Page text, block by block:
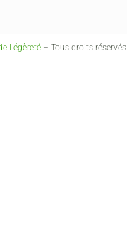
Légèreté – Tous droits réservés